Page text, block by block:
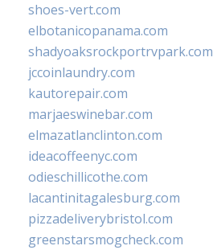
shoes-vert.com
elbotanicopanama.com
shadyoaksrockportrvpark.com
jccoinlaundry.com
kautorepair.com
marjaeswinebar.com
elmazatlanclinton.com
ideacoffeenyc.com
odieschillicothe.com
lacantinitagalesburg.com
pizzadeliverybristol.com
greenstarsmogcheck.com